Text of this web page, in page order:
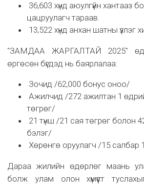
36,603 хүнд аюулгүйн хантааз
цацруулагч тараав.
13,522 хүнд анхан шатны үзлэг
"ЗАМДАА ЖАРГАЛТАЙ 2025"
өргөсөн бүгдэд нь баярлалаа:
Зочид /62,000 бонус оноо/
Ажилчид /272 ажилтан 1
төгрөг/
21 түнш /21 сая төгрөг болон
бэлэг/
Хөрөнгө оруулагч /15 салбар
Дараа жилийн өдөрлөг маань
болж улам олон хүмүүст